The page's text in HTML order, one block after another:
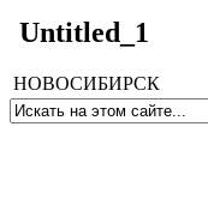
Untitled_1
НОВОСИБИРСК